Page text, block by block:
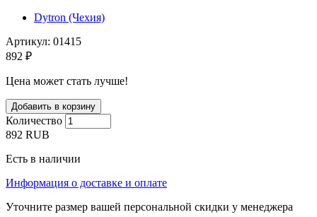
Dytron (Чехия)
Артикул: 01415
892 ₽
Цена может стать лучше!
Количество
892 RUB
Есть в наличии
Информация о доставке и оплате
Уточните размер вашей персональной скидки у менеджера